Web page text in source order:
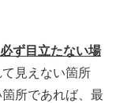
必ず目立たない場
見えない箇所
所であれば、最